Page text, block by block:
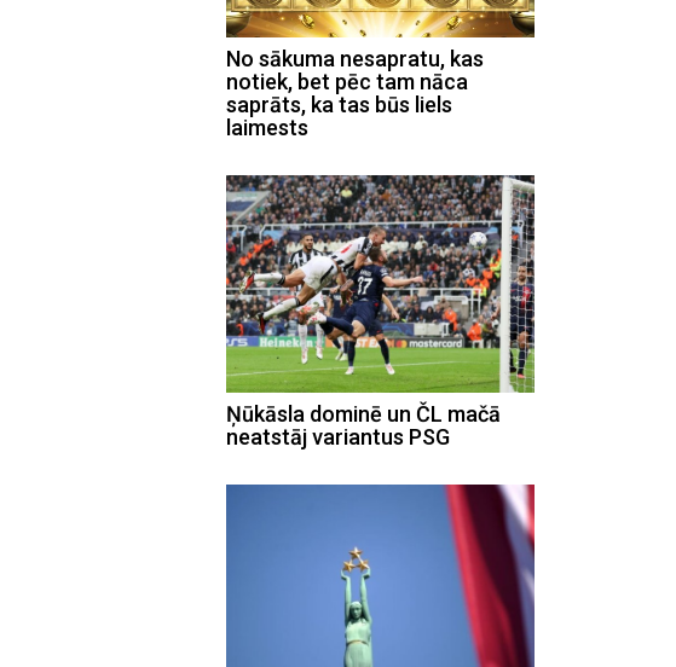
No sākuma nesapratu, kas
notiek, bet pēc tam nāca
saprāts, ka tas būs liels
laimests
Ņūkāsla dominē un ČL mačā
neatstāj variantus PSG